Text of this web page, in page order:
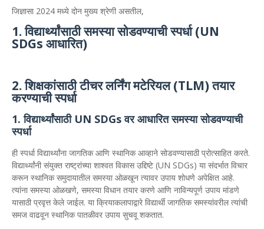
जिज्ञासा 2024 मध्ये दोन मुख्य श्रेणी असतील,
1. विद्यार्थ्यांसाठी समस्या सोडवण्याची स्पर्धा (UN
SDGs आधारित)
2. शिक्षकांसाठी टीचर लर्निंग मटेरियल (TLM) तयार
करण्याची स्पर्धा
1. विद्यार्थ्यांसाठी UN SDGs वर आधारित समस्या सोडवण्याची
स्पर्धा
ही स्पर्धा विद्यार्थ्यांना जागतिक आणि स्थानिक आव्हाने सोडवण्यासाठी प्रोत्साहित करते.
विद्यार्थ्यांनी संयुक्त राष्ट्रांच्या शाश्वत विकास उद्दिष्टे (UN SDGs) या संदर्भात विचार
करून स्थानिक समुदायातील समस्या ओळखून त्यावर उपाय शोधणे अपेक्षित आहे.
त्यांना समस्या ओळखणे, समस्या विधान तयार करणे आणि नाविन्यपूर्ण उपाय मांडणे
यासाठी प्रवृत्त केले जाईल. या क्रियाकलापाद्वारे विद्यार्थी जागतिक समस्यांवरील त्यांची
समज वाढवून स्थानिक पातळीवर उपाय सुचवू शकतात.